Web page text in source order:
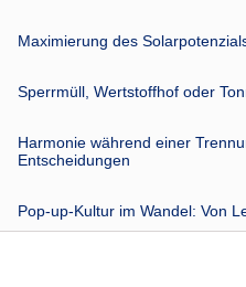
Maximierung des
Sperrmüll, Wertstoffhof oder
Harmonie während einer
Entscheidungen
Pop-up-Kultur im Wandel: Von